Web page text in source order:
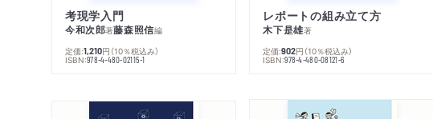
考現学入門
今和次郎著藤森照信編
定価:1,210円 （10％税込み）
ISBN:978-4-480-02115-1
レポートの組み立て方
木下是雄著
定価:902円 （10％税込み）
ISBN:978-4-480-08121-6